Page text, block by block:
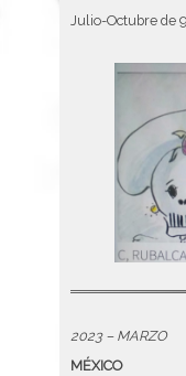
Julio-Octubre de
2023 – MARZO
MÉXICO